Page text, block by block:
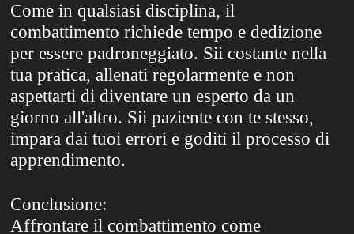
Come in qualsiasi disciplina, il
combattimento richiede tempo e dedizione
per essere padroneggiato. Sii costante nella
tua pratica, allenati regolarmente e non
aspettarti di diventare un esperto da un
giorno all'altro. Sii paziente con te stesso,
impara dai tuoi errori e goditi il processo di
apprendimento.
Conclusione:
Affrontare il combattimento come